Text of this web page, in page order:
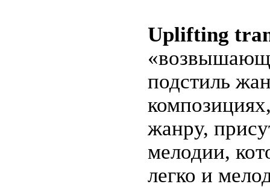
Uplifting
подстиль
жанру,
мелодии,
легко и